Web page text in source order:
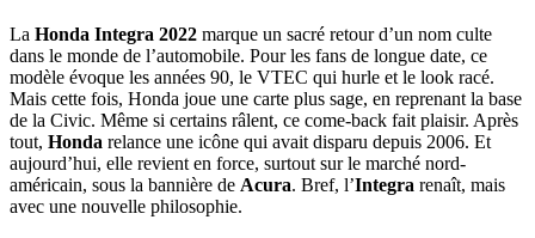
La Honda Integra 2022 marque un sacré retour d’un nom culte
dans le monde de l’automobile. Pour les fans de longue date, ce
modèle évoque les années 90, le VTEC qui hurle et le look racé.
Mais cette fois, Honda joue une carte plus sage, en reprenant la base
de la Civic. Même si certains râlent, ce come-back fait plaisir. Après
tout, Honda relance une icône qui avait disparu depuis 2006. Et
aujourd’hui, elle revient en force, surtout sur le marché nord-
américain, sous la bannière de Acura. Bref, l’Integra renaît, mais
avec une nouvelle philosophie.